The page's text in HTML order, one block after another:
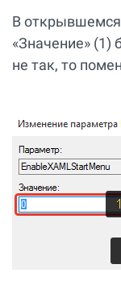
В открывшемся
«Значение» (1)
не так, то